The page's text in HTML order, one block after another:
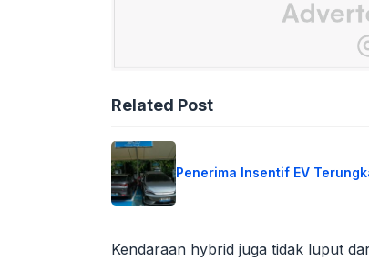
Related Post
Penerima Insentif EV
Kendaraan hybrid juga tidak luput